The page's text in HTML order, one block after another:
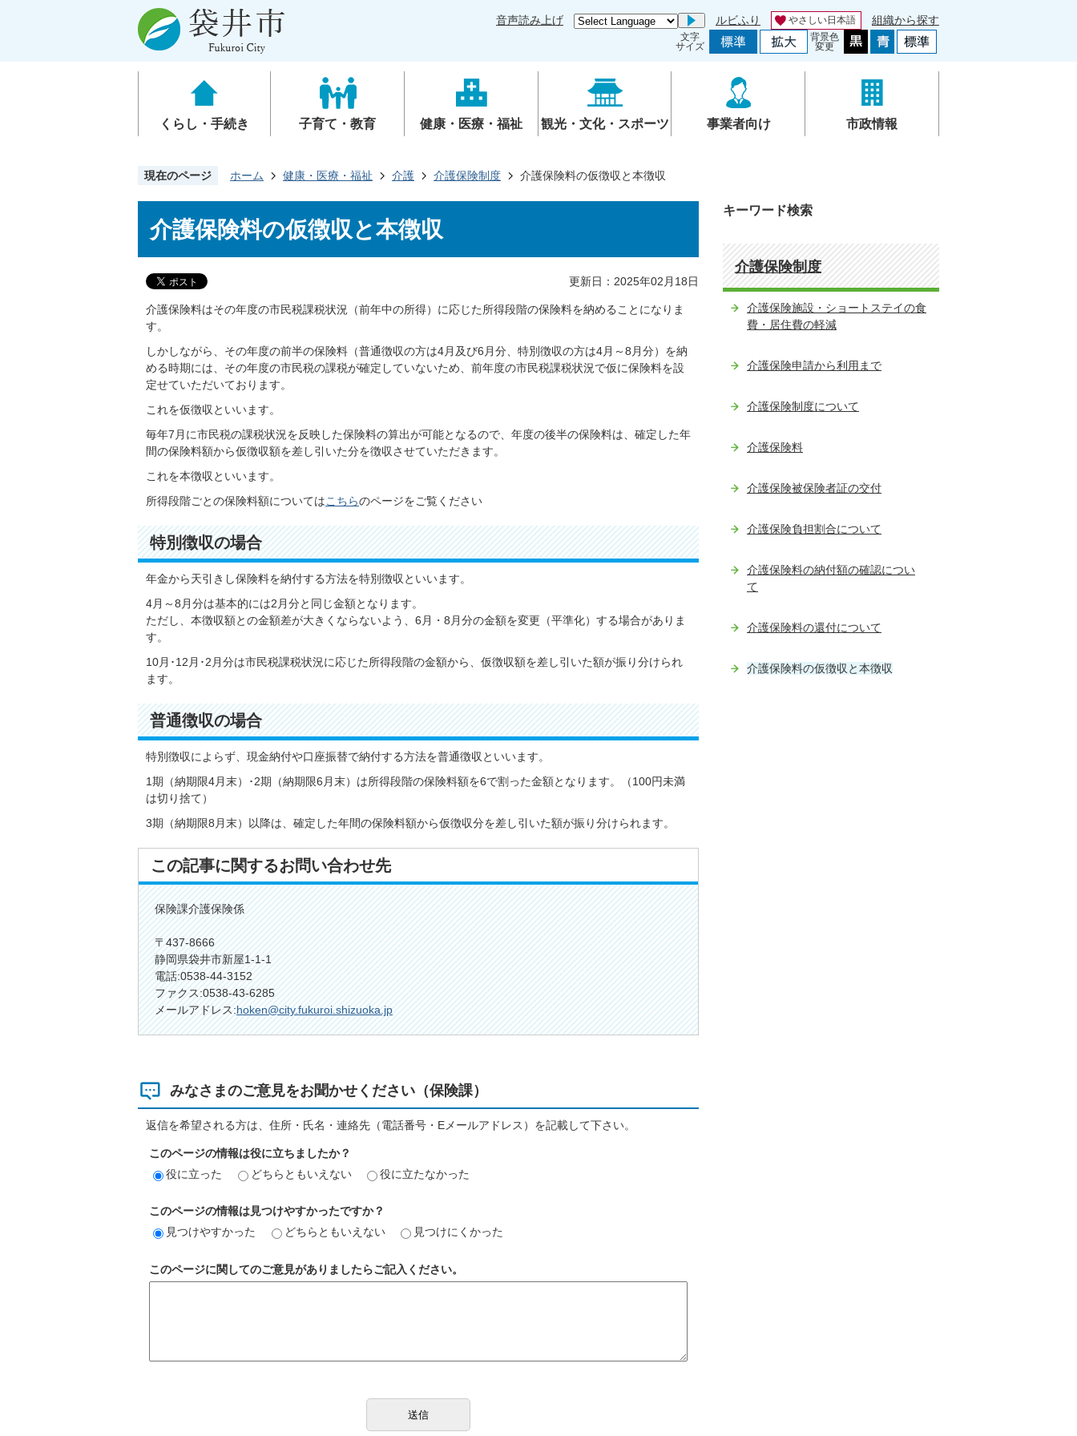
音声読み上げ Go ルビふり やさしい日本語 組織から探す
文字
サイズ
背景色
変更
くらし・手続き 子育て・教育 健康・医療・福祉 観光・文化・スポーツ 事業者向け 市政情報
現在のページ ホーム 健康・医療・福祉 介護 介護保険制度 介護保険料の仮徴収と本徴収
介護保険料の仮徴収と本徴収
更新日：2025年02月18日
介護保険料はその年度の市民税課税状況（前年中の所得）に応じた所得段階の保険料を納めることになりま
す。
しかしながら、その年度の前半の保険料（普通徴収の方は4月及び6月分、特別徴収の方は4月～8月分）を納
める時期には、その年度の市民税の課税が確定していないため、前年度の市民税課税状況で仮に保険料を設
定せていただいております。
これを仮徴収といいます。
毎年7月に市民税の課税状況を反映した保険料の算出が可能となるので、年度の後半の保険料は、確定した年
間の保険料額から仮徴収額を差し引いた分を徴収させていただきます。
これを本徴収といいます。
所得段階ごとの保険料額についてはこちらのページをご覧ください
特別徴収の場合
年金から天引きし保険料を納付する方法を特別徴収といいます。
4月～8月分は基本的には2月分と同じ金額となります。
ただし、本徴収額との金額差が大きくならないよう、6月・8月分の金額を変更（平準化）する場合がありま
す。
10月･12月･2月分は市民税課税状況に応じた所得段階の金額から、仮徴収額を差し引いた額が振り分けられ
ます。
普通徴収の場合
特別徴収によらず、現金納付や口座振替で納付する方法を普通徴収といいます。
1期（納期限4月末）･2期（納期限6月末）は所得段階の保険料額を6で割った金額となります。（100円未満
は切り捨て）
3期（納期限8月末）以降は、確定した年間の保険料額から仮徴収分を差し引いた額が振り分けられます。
この記事に関するお問い合わせ先
保険課介護保険係
〒437-8666
静岡県袋井市新屋1-1-1
電話:0538-44-3152
ファクス:0538-43-6285
メールアドレス:hoken@city.fukuroi.shizuoka.jp
みなさまのご意見をお聞かせください（保険課）
返信を希望される方は、住所・氏名・連絡先（電話番号・Eメールアドレス）を記載して下さい。
このページの情報は役に立ちましたか？
役に立った
どちらともいえない 役に立たなかった
このページの情報は見つけやすかったですか？
見つけやすかった
どちらともいえない 見つけにくかった
このページに関してのご意見がありましたらご記入ください。
キーワード検索
介護保険制度
介護保険施設・ショートステイの食
費・居住費の軽減
介護保険申請から利用まで
介護保険制度について
介護保険料
介護保険被保険者証の交付
介護保険負担割合について
介護保険料の納付額の確認につい
て
介護保険料の還付について
介護保険料の仮徴収と本徴収